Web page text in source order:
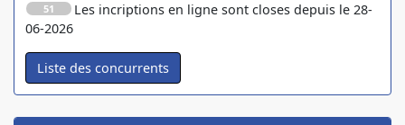
51
Les incriptions en ligne sont closes depuis le 28-
06-2026